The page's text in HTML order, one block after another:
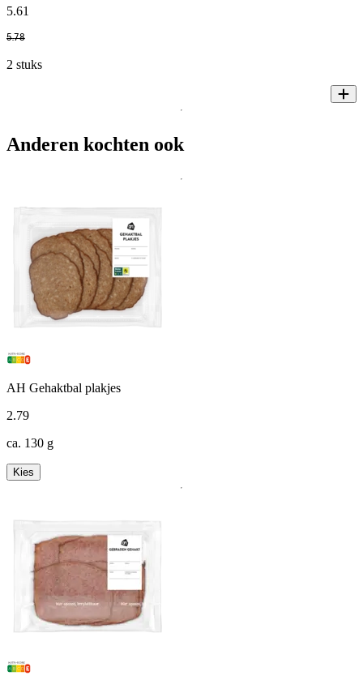
5.61
5.78
2 stuks
Anderen kochten ook
AH Gehaktbal plakjes
2.79
ca. 130 g
Kies